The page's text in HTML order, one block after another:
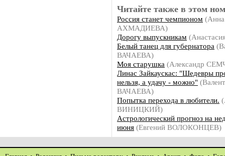
Читайте также в этом
Россия станет чемпионом (Анна
АХМАДИЕВА)
Дорогу выпускникам
Белый танец для губернатора
ВАЧАЕВА)
Моя старушка (Александр
Линас Зайкаускас: "Шедевры
нельзя, а удачу - можно"
ВАЧАЕВА)
Попытка перехода в любители.
ВИНИЦКИЙ)
Астрологический прогноз на
июня (Евгений ВОЛОКОНЦЕВ)